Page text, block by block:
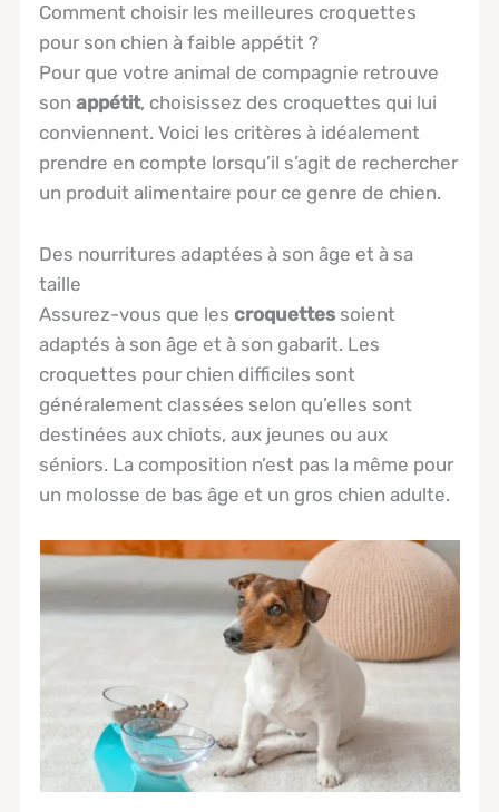
Comment choisir les meilleures croquettes
pour son chien à faible appétit ?
Pour que votre animal de compagnie retrouve
sonappétit, choisissez des croquettes qui lui
conviennent. Voici les critères à idéalement
prendre en compte lorsqu’il s’agit de rechercher
un produit alimentaire pour ce genre de chien.
Des nourritures adaptées à son âge et à sa
taille
Assurez-vous que lescroquettes soient
adaptés à son âge et à son gabarit. Les
croquettes pour chien difficiles sont
généralement classées selon qu’elles sont
destinées aux chiots, aux jeunes ou aux
séniors. La composition n’est pas la même pour
un molosse de bas âge et un gros chien adulte.